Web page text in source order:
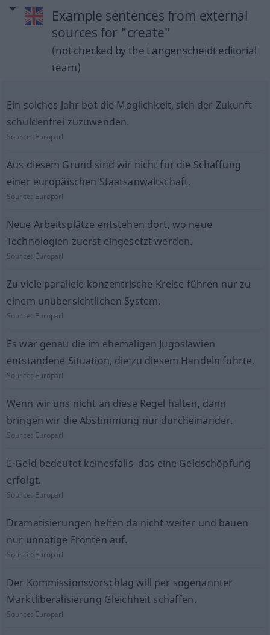
Example sentences from external
sources for "create"
(not checked by the Langenscheidt editorial
team)
Ein solches Jahr bot die Möglichkeit, sich der Zukunft
schuldenfrei zuzuwenden.
Source: Europarl
Aus diesem Grund sind wir nicht für die Schaffung
einer europäischen Staatsanwaltschaft.
Source: Europarl
Neue Arbeitsplätze entstehen dort, wo neue
Technologien zuerst eingesetzt werden.
Source: Europarl
Zu viele parallele konzentrische Kreise führen nur zu
einem unübersichtlichen System.
Source: Europarl
Es war genau die im ehemaligen Jugoslawien
entstandene Situation, die zu diesem Handeln führte.
Source: Europarl
Wenn wir uns nicht an diese Regel halten, dann
bringen wir die Abstimmung nur durcheinander.
Source: Europarl
E-Geld bedeutet keinesfalls, das eine Geldschöpfung
erfolgt.
Source: Europarl
Dramatisierungen helfen da nicht weiter und bauen
nur unnötige Fronten auf.
Source: Europarl
Der Kommissionsvorschlag will per sogenannter
Marktliberalisierung Gleichheit schaffen.
Source: Europarl